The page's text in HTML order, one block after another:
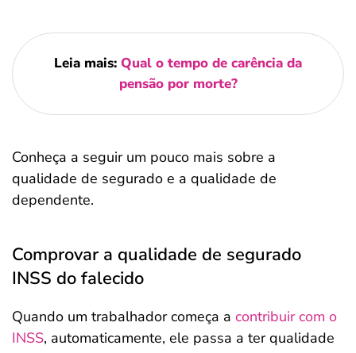
Leia mais: Qual o tempo de carência da
pensão por morte?
Conheça a seguir um pouco mais sobre a
qualidade de segurado e a qualidade de
dependente.
Comprovar a qualidade de segurado
INSS do falecido
Quando um trabalhador começa a contribuir com o
INSS, automaticamente, ele passa a ter qualidade